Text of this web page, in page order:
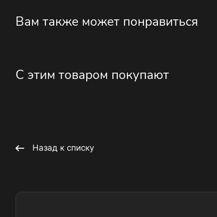
Вам также может понравиться
С этим товаром покупают
Назад к списку